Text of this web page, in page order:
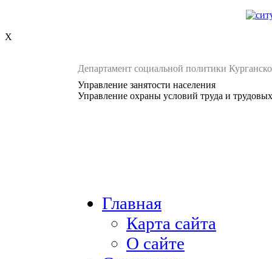
X
Департамент социальной политики
Управление занятости населения
Управление охраны условий труда и
Главная
Карта сайта
О сайте